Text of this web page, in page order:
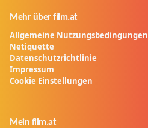
Mehr über film.at
Allgemeine Nutzungsbedingungen
Netiquette
Datenschutzrichtlinie
Impressum
Cookie Einstellungen
Mein film.at